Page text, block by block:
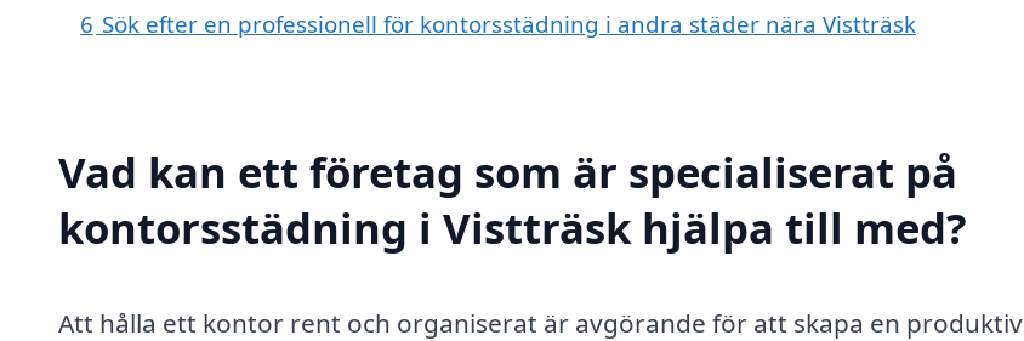
6 Sök efter en professionell för kontorsstädning i andra städer nära Vistträsk
Vad kan ett företag som är specialiserat på
kontorsstädning i Vistträsk hjälpa till med?
Att hålla ett kontor rent och organiserat är avgörande för att skapa en produktiv